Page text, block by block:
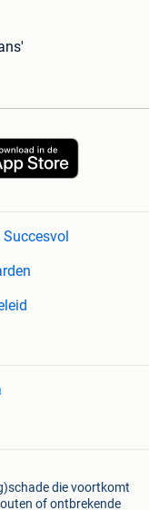
die voortkomt
of ontbrekende